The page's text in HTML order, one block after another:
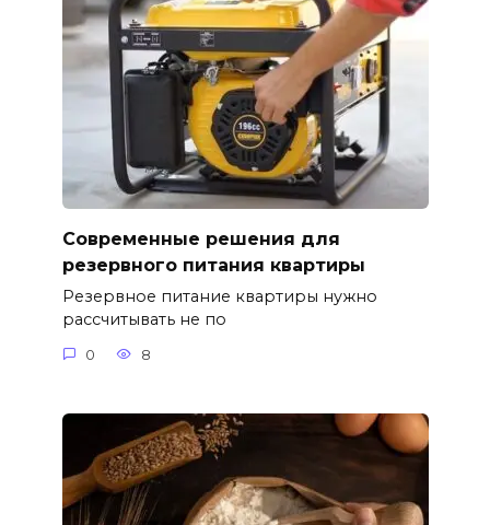
Современные решения для
резервного питания квартиры
Резервное питание квартиры нужно
рассчитывать не по
0 8